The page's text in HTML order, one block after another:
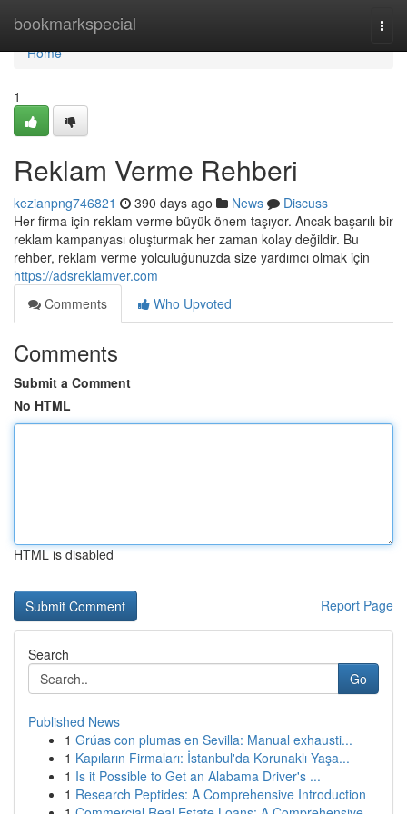
bookmarkspecial
Home
Home
1
Reklam Verme Rehberi
kezianpng746821 390 days ago News
Discuss
Her firma için reklam verme büyük önem taşıyor. Ancak başarılı bir
reklam kampanyası oluşturmak her zaman kolay değildir. Bu
rehber, reklam verme yolculuğunuzda size yardımcı olmak için
https://adsreklamver.com
Comments
Who Upvoted
Comments
Submit a Comment
No HTML
HTML is disabled
Report Page
Search
Go
Published News
1 Grúas con plumas en Sevilla: Manual exhausti...
1 Kapıların Firmaları: İstanbul'da Korunaklı Yaşa...
1 Is it Possible to Get an Alabama Driver's ...
1 Research Peptides: A Comprehensive Introduction